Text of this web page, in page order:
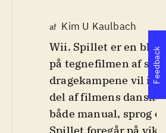
af Kim U Kaulbach
Wii. Spillet er en
på tegnefilmen af samme navn.
dragekampene vil
del af filmens danske
både manual, sprog
Feedback